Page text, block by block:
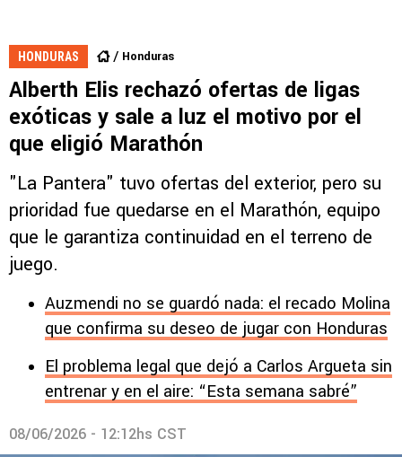
HONDURAS Honduras
Alberth Elis rechazó ofertas de ligas
exóticas y sale a luz el motivo por el
que eligió Marathón
"La Pantera" tuvo ofertas del exterior, pero su
prioridad fue quedarse en el Marathón, equipo
que le garantiza continuidad en el terreno de
juego.
Auzmendi no se guardó nada: el recado Molina
que confirma su deseo de jugar con Honduras
El problema legal que dejó a Carlos Argueta sin
entrenar y en el aire: “Esta semana sabré”
08/06/2026 - 12:12hs CST